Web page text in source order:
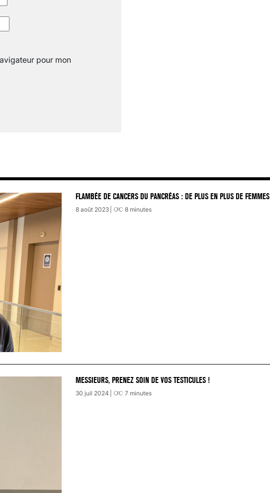
pour mon
FLAMBÉE DE CANCERS DU PANCRÉAS : DE PLUS EN PLUS DE FEMMES
8 août 2023 8 minutes
MESSIEURS, PRENEZ SOIN DE VOS TESTICULES !
30 juil 2024 7 minutes